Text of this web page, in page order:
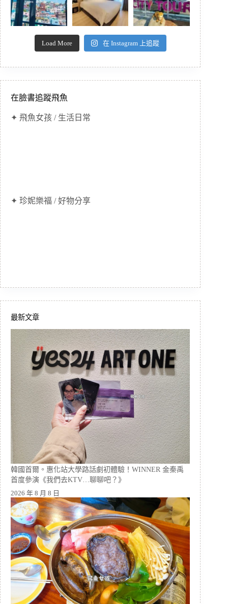
Load More 在 Instagram 上追蹤
在臉書追蹤飛魚
✦ 飛魚女孩 / 生活日常
✦ 珍妮樂福 / 好物分享
最新文章
韓國首爾。惠化站大學路話劇初體驗！WINNER 金秦禹
首度參演《我們去KTV…聊聊吧？》
2026 年 8 月 8 日